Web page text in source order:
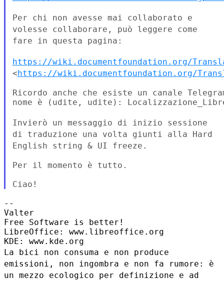
Per chi non avesse mai collaborato e
volesse collaborare, può leggere come
fare in questa pagina:
https://wiki.documentfoundation.org/
<https://wiki.documentfoundation.org/
Ricordo anche che esiste un canale
nome è (udite, udite):
Invierò un messaggio di inizio sessione
di traduzione una volta giunti alla Hard
English string & UI freeze.
Per il momento è tutto.
--
Valter
Free Software is better!
LibreOffice: www.libreoffice.org
La bici non consuma e non produce
emissioni, non ingombra e non fa
rumore: è
un mezzo ecologico per definizione e ad